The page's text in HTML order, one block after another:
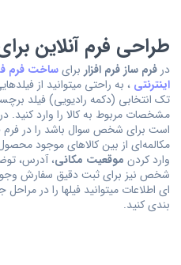
طراحی فرم آنلاین
در فرم ساز فرم افزار برایساخت فرم
اینترنتی ، به راحتی میتوانید از
تک انتخابی (دکمه رادیویی) فیلد
مشخصات مربوط به کالا را وارد
است برای شخص سوال باشد را در
مکالمه‌ای از بین کالاهای موجود
وارد کردن موقعیت مکانی، آدرس،
شخص نیز برای ثبت دقیق سفارش
ای اطلاعات میتوانید فیلها را در
بندی کنید.